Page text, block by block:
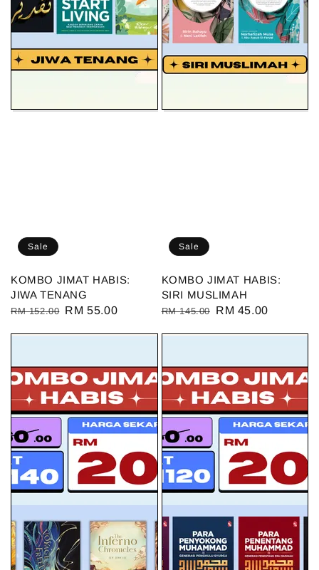
Sale
KOMBO JIMAT HABIS:
JIWA TENANG
Regular
RM 152.00 Sale
RM 55.00
Sale
KOMBO JIMAT HABIS:
SIRI MUSLIMAH
Regular
RM 145.00
Sale
RM 45.00